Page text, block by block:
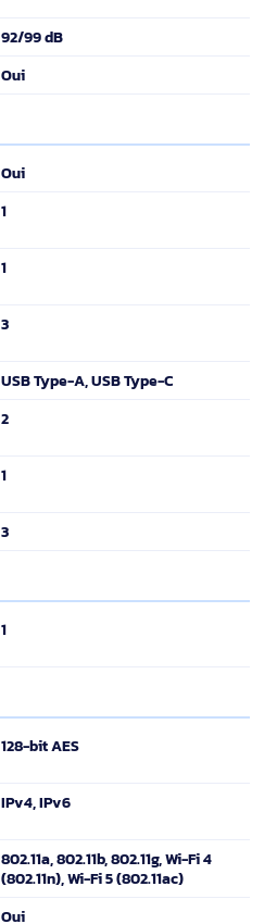
92/99 dB
Oui
Oui
1
1
3
USB Type-A, USB Type-C
2
1
3
1
128-bit AES
IPv4, IPv6
802.11a, 802.11b, 802.11g, Wi-Fi 4
(802.11n), Wi-Fi 5 (802.11ac)
Oui